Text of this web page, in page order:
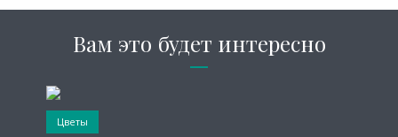
Вам это будет интересно
Цветы